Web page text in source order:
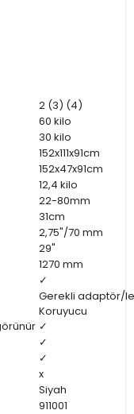
2 (3) (4)
60 kilo
30 kilo
152x111x91cm
152x47x91cm
12,4 kilo
22-80mm
31cm
2,75"/70 mm
29"
1270 mm
✓
Gerekli adaptör/
Koruyucu
✓
✓
✓
x
Siyah
911001